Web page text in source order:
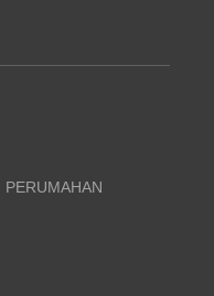
PERUMAHAN